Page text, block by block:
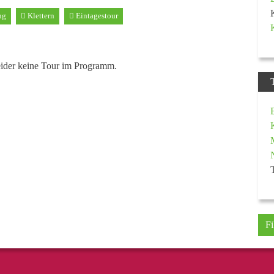
Klettern Eintagestour
keine Tour im Programm.